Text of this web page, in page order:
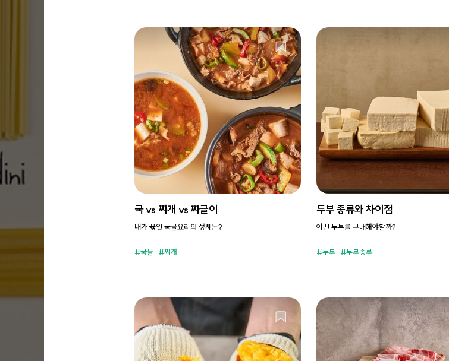
국 vs 찌개 vs 짜글이
내가 끓인 국물요리의 정체는?
국물 찌개
두부 종류와 차이점
어떤 두부를 구매해야할까?
두부 두부종류